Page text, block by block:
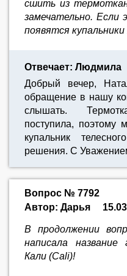
сшить из
замечательно. Если
появятся
Отвечает: Людмила
Добрый вечер,
обращение в нашу
слышать.
поступила, поэтому
купальник
решения. C
Вопрос № 7792
Автор: Дарья
В продолжении
написала название
Кали (Cali)!